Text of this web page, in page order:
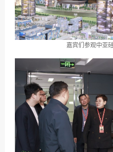
嘉宾们参观中亚